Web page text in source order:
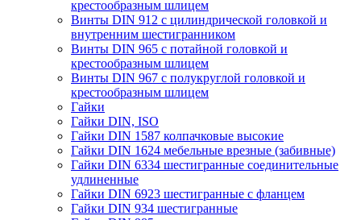
крестообразным шлицем
Винты DIN 912 с цилиндрической головкой и
внутренним шестигранником
Винты DIN 965 с потайной головкой и
крестообразным шлицем
Винты DIN 967 с полукруглой головкой и
крестообразным шлицем
Гайки
Гайки DIN, ISO
Гайки DIN 1587 колпачковые высокие
Гайки DIN 1624 мебельные врезные (забивные)
Гайки DIN 6334 шестигранные соединительные
удлиненные
Гайки DIN 6923 шестигранные с фланцем
Гайки DIN 934 шестигранные